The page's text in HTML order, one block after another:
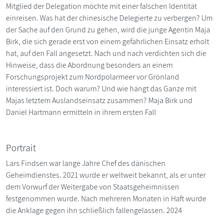
Mitglied der Delegation möchte mit einer falschen Identität
einreisen. Was hat der chinesische Delegierte zu verbergen? Um
der Sache auf den Grund zu gehen, wird die junge Agentin Maja
Birk, die sich gerade erst von einem gefährlichen Einsatz erholt
hat, auf den Fall angesetzt. Nach und nach verdichten sich die
Hinweise, dass die Abordnung besonders an einem
Forschungsprojekt zum Nordpolarmeer vor Grönland
interessiert ist. Doch warum? Und wie hängt das Ganze mit
Majas letztem Auslandseinsatz zusammen? Maja Birk und
Daniel Hartmann ermitteln in ihrem ersten Fall
Portrait
Lars Findsen war lange Jahre Chef des dänischen
Geheimdienstes. 2021 wurde er weltweit bekannt, als er unter
dem Vorwurf der Weitergabe von Staatsgeheimnissen
festgenommen wurde. Nach mehreren Monaten in Haft wurde
die Anklage gegen ihn schließlich fallengelassen. 2024